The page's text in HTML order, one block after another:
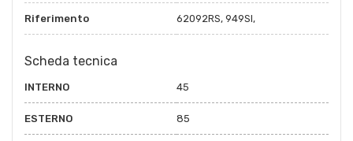
Riferimento 62092RS, 949SI,
Scheda tecnica
INTERNO 45
ESTERNO 85